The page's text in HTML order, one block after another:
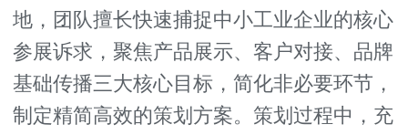
地，团队擅长快速捕捉中小工业企业的核心
参展诉求，聚焦产品展示、客户对接、品牌
基础传播三大核心目标，简化非必要环节，
制定精简高效的策划方案。策划过程中，充